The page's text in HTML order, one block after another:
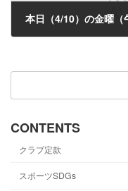
検
CONTENTS
クラブ定款
スポーツSDGs